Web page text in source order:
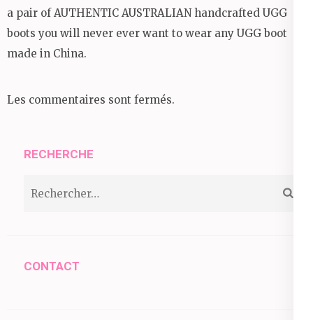
a pair of AUTHENTIC AUSTRALIAN handcrafted UGG
boots you will never ever want to wear any UGG boot
made in China.
Les commentaires sont fermés.
RECHERCHE
CONTACT